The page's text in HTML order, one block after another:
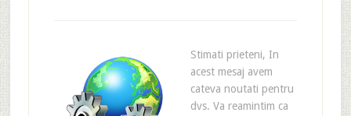
Stimati prieteni, In
acest mesaj avem
cateva noutati pentru
dvs. Va reamintim ca